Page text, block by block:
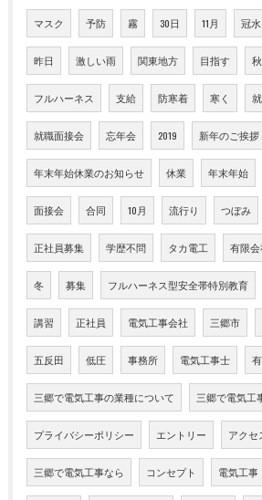
マスク 予防 霧 30日 11月 冠水
昨日 激しい雨 関東地方 目指す 秋
フルハーネス 支給 防寒着 寒く
就職面接会 忘年会 2019 新年のご挨拶
年末年始休業のお知らせ 休業 年末年始
面接会 合同 10月 流行り つぼみ
正社員募集 学歴不問 タカ電工 有限会
冬 募集 フルハーネス型安全帯特別教育
講習 正社員 電気工事会社 三郷市
五反田 低圧 事務所 電気工事士
三郷で電気工事の業種について 三郷で電気工
プライバシーポリシー エントリー アクセ
三郷で電気工事なら コンセプト 電気工事